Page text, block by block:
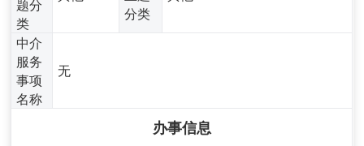
题分
类
分类
中介
服务
事项
名称
无
办事信息